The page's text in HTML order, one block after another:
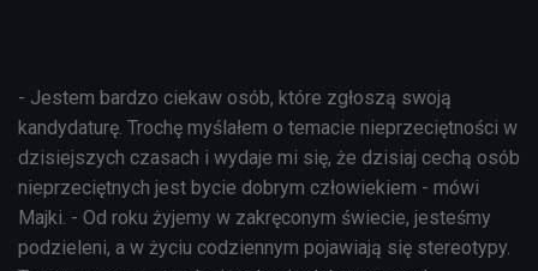
- Jestem bardzo ciekaw osób, które zgłoszą swoją
kandydaturę. Trochę myślałem o temacie nieprzeciętności w
dzisiejszych czasach i wydaje mi się, że dzisiaj cechą osób
nieprzeciętnych jest bycie dobrym człowiekiem - mówi
Majki. - Od roku żyjemy w zakręconym świecie, jesteśmy
podzieleni, a w życiu codziennym pojawiają się stereotypy.